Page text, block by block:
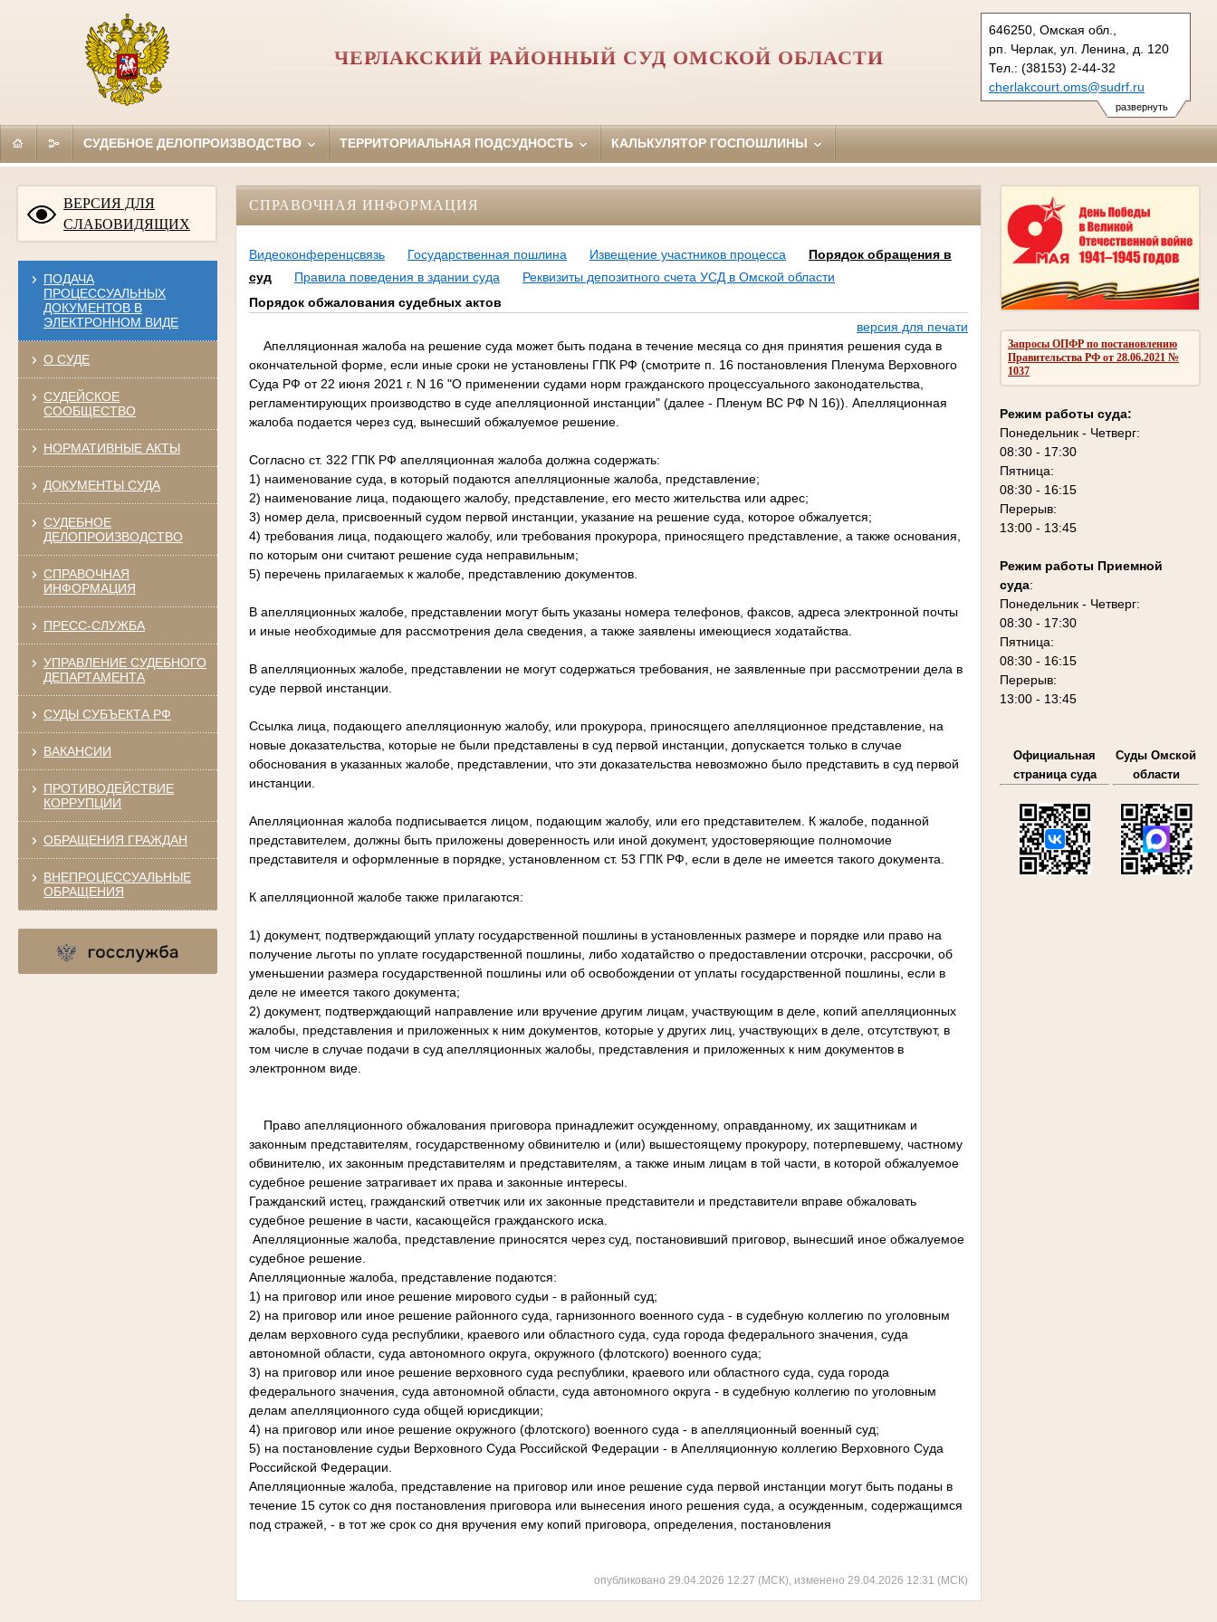
развернуть
646250, Омская обл.,
рп. Черлак, ул. Ленина, д. 120
Тел.: (38153) 2-44-32
cherlakcourt.oms@sudrf.ru
схема проезда
ЧЕРЛАКСКИЙ РАЙОННЫЙ СУД ОМСКОЙ ОБЛАСТИ
СУДЕБНОЕ ДЕЛОПРОИЗВОДСТВО ТЕРРИТОРИАЛЬНАЯ ПОДСУДНОСТЬ КАЛЬКУЛЯТОР ГОСПОШЛИНЫ
ВЕРСИЯ ДЛЯ
СЛАБОВИДЯЩИХ
ПОДАЧА
ПРОЦЕССУАЛЬНЫХ
ДОКУМЕНТОВ В
ЭЛЕКТРОННОМ ВИДЕ
О СУДЕ
СУДЕЙСКОЕ
СООБЩЕСТВО
НОРМАТИВНЫЕ АКТЫ
ДОКУМЕНТЫ СУДА
СУДЕБНОЕ
ДЕЛОПРОИЗВОДСТВО
СПРАВОЧНАЯ
ИНФОРМАЦИЯ
ПРЕСС-СЛУЖБА
УПРАВЛЕНИЕ СУДЕБНОГО
ДЕПАРТАМЕНТА
СУДЫ СУБЪЕКТА РФ
ВАКАНСИИ
ПРОТИВОДЕЙСТВИЕ
КОРРУПЦИИ
ОБРАЩЕНИЯ ГРАЖДАН
ВНЕПРОЦЕССУАЛЬНЫЕ
ОБРАЩЕНИЯ
Запросы ОПФР по постановлению
Правительства РФ от 28.06.2021 №
1037
Режим работы суда:
Понедельник - Четверг:
08:30 - 17:30
Пятница:
08:30 - 16:15
Перерыв:
13:00 - 13:45
Режим работы Приемной
суда:
Понедельник - Четверг:
08:30 - 17:30
Пятница:
08:30 - 16:15
Перерыв:
13:00 - 13:45
Официальная
страница суда
Суды Омской
области
СПРАВОЧНАЯ ИНФОРМАЦИЯ
Видеоконференцсвязь Государственная пошлина Извещение участников процесса
Порядок обращения в
суд
Правила поведения в здании суда
Реквизиты депозитного счета УСД в Омской области
Порядок обжалования судебных актов
версия для печати
Апелляционная жалоба на решение суда может быть подана в течение месяца со дня принятия решения суда в
окончательной форме, если иные сроки не установлены ГПК РФ (смотрите п. 16 постановления Пленума Верховного
Суда РФ от 22 июня 2021 г. N 16 "О применении судами норм гражданского процессуального законодательства,
регламентирующих производство в суде апелляционной инстанции" (далее - Пленум ВС РФ N 16)). Апелляционная
жалоба подается через суд, вынесший обжалуемое решение.
Согласно ст. 322 ГПК РФ апелляционная жалоба должна содержать:
1) наименование суда, в который подаются апелляционные жалоба, представление;
2) наименование лица, подающего жалобу, представление, его место жительства или адрес;
3) номер дела, присвоенный судом первой инстанции, указание на решение суда, которое обжалуется;
4) требования лица, подающего жалобу, или требования прокурора, приносящего представление, а также основания,
по которым они считают решение суда неправильным;
5) перечень прилагаемых к жалобе, представлению документов.
В апелляционных жалобе, представлении могут быть указаны номера телефонов, факсов, адреса электронной почты
и иные необходимые для рассмотрения дела сведения, а также заявлены имеющиеся ходатайства.
В апелляционных жалобе, представлении не могут содержаться требования, не заявленные при рассмотрении дела в
суде первой инстанции.
Ссылка лица, подающего апелляционную жалобу, или прокурора, приносящего апелляционное представление, на
новые доказательства, которые не были представлены в суд первой инстанции, допускается только в случае
обоснования в указанных жалобе, представлении, что эти доказательства невозможно было представить в суд первой
инстанции.
Апелляционная жалоба подписывается лицом, подающим жалобу, или его представителем. К жалобе, поданной
представителем, должны быть приложены доверенность или иной документ, удостоверяющие полномочие
представителя и оформленные в порядке, установленном ст. 53 ГПК РФ, если в деле не имеется такого документа.
К апелляционной жалобе также прилагаются:
1) документ, подтверждающий уплату государственной пошлины в установленных размере и порядке или право на
получение льготы по уплате государственной пошлины, либо ходатайство о предоставлении отсрочки, рассрочки, об
уменьшении размера государственной пошлины или об освобождении от уплаты государственной пошлины, если в
деле не имеется такого документа;
2) документ, подтверждающий направление или вручение другим лицам, участвующим в деле, копий апелляционных
жалобы, представления и приложенных к ним документов, которые у других лиц, участвующих в деле, отсутствуют, в
том числе в случае подачи в суд апелляционных жалобы, представления и приложенных к ним документов в
электронном виде.
Право апелляционного обжалования приговора принадлежит осужденному, оправданному, их защитникам и
законным представителям, государственному обвинителю и (или) вышестоящему прокурору, потерпевшему, частному
обвинителю, их законным представителям и представителям, а также иным лицам в той части, в которой обжалуемое
судебное решение затрагивает их права и законные интересы.
Гражданский истец, гражданский ответчик или их законные представители и представители вправе обжаловать
судебное решение в части, касающейся гражданского иска.
Апелляционные жалоба, представление приносятся через суд, постановивший приговор, вынесший иное обжалуемое
судебное решение.
Апелляционные жалоба, представление подаются:
1) на приговор или иное решение мирового судьи - в районный суд;
2) на приговор или иное решение районного суда, гарнизонного военного суда - в судебную коллегию по уголовным
делам верховного суда республики, краевого или областного суда, суда города федерального значения, суда
автономной области, суда автономного округа, окружного (флотского) военного суда;
3) на приговор или иное решение верховного суда республики, краевого или областного суда, суда города
федерального значения, суда автономной области, суда автономного округа - в судебную коллегию по уголовным
делам апелляционного суда общей юрисдикции;
4) на приговор или иное решение окружного (флотского) военного суда - в апелляционный военный суд;
5) на постановление судьи Верховного Суда Российской Федерации - в Апелляционную коллегию Верховного Суда
Российской Федерации.
Апелляционные жалоба, представление на приговор или иное решение суда первой инстанции могут быть поданы в
течение 15 суток со дня постановления приговора или вынесения иного решения суда, а осужденным, содержащимся
под стражей, - в тот же срок со дня вручения ему копий приговора, определения, постановления
опубликовано 29.04.2026 12:27 (МСК), изменено 29.04.2026 12:31 (МСК)